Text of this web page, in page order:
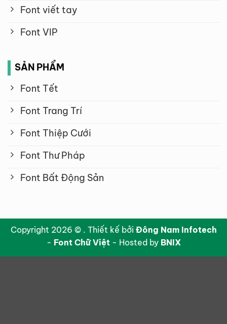
Font viết tay
Font VIP
SẢN PHẨM
Font Tết
Font Trang Trí
Font Thiệp Cưới
Font Thư Pháp
Font Bất Động Sản
Copyright 2026 © . Thiết kế bởi Đông Nam Infotech
- Font Chữ Việt- Hosted by BNIX